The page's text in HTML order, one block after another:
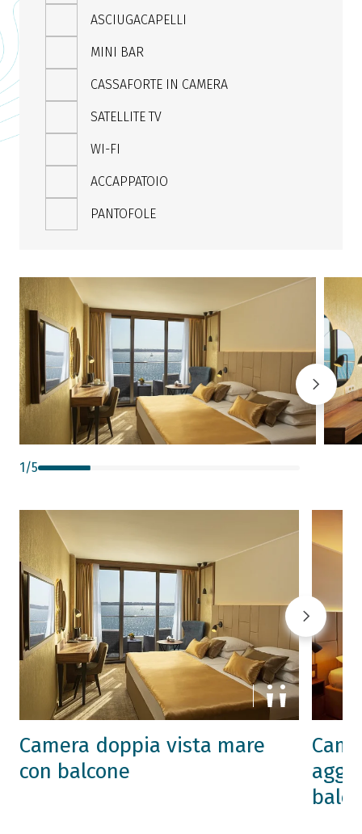
ASCIUGACAPELLI
MINI BAR
CASSAFORTE IN CAMERA
SATELLITE TV
WI-FI
ACCAPPATOIO
PANTOFOLE
1/5
Camera doppia vista mare
con balcone